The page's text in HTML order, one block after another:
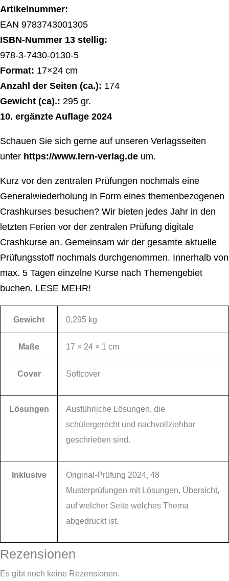
Artikelnummer:
EAN 9783743001305
ISBN-Nummer 13 stellig:
978-3-7430-0130-5
Format: 17×24 cm
Anzahl der Seiten (ca.): 174
Gewicht (ca).: 295 gr.
10. ergänzte Auflage 2024
Schauen Sie sich gerne auf unseren Verlagsseiten
unter https://www.lern-verlag.de um.
Kurz vor den zentralen Prüfungen nochmals eine
Generalwiederholung in Form eines themenbezogenen
Crashkurses besuchen? Wir bieten jedes Jahr in den
letzten Ferien vor der zentralen Prüfung digitale
Crashkurse an. Gemeinsam wir der gesamte aktuelle
Prüfungsstoff nochmals durchgenommen. Innerhalb von
max. 5 Tagen einzelne Kurse nach Themengebiet
buchen. LESE MEHR!
Gewicht 0,295 kg
Maße 17 × 24 × 1 cm
Cover Softcover
Lösungen
Ausführliche Lösungen, die
schülergerecht und nachvollziehbar
geschrieben sind.
Inklusive
Original-Prüfung 2024, 48
Musterprüfungen mit Lösungen, Übersicht,
auf welcher Seite welches Thema
abgedruckt ist.
Rezensionen
Es gibt noch keine Rezensionen.